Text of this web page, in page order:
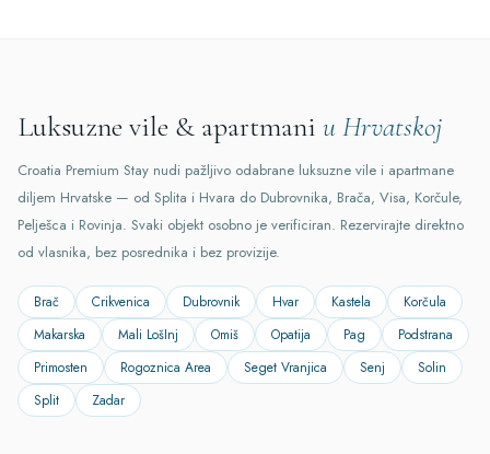
Luksuzne vile & apartmani u Hrvatskoj
Croatia Premium Stay nudi pažljivo odabrane luksuzne vile i apartmane
diljem Hrvatske — od Splita i Hvara do Dubrovnika, Brača, Visa, Korčule,
Pelješca i Rovinja. Svaki objekt osobno je verificiran. Rezervirajte direktno
od vlasnika, bez posrednika i bez provizije.
Brač Crikvenica Dubrovnik Hvar Kastela
Korčula
Makarska
Mali LošInj Omiš Opatija Pag
Podstrana
Primosten
Rogoznica Area Seget Vranjica Senj
Solin
Split
Zadar